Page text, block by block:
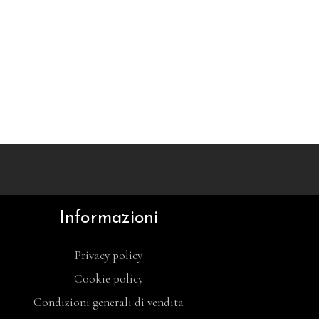
Informazioni
Privacy policy
Cookie policy
Condizioni generali di vendita